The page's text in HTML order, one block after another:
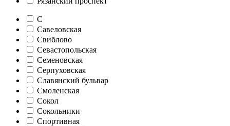
С
Савеловская
Свиблово
Севастопольская
Семеновская
Серпуховская
Славянский бульвар
Смоленская
Сокол
Сокольники
Спортивная